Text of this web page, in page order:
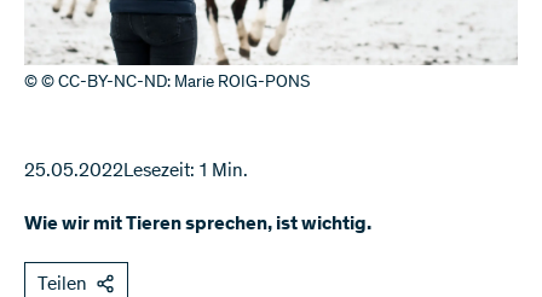
© © CC-BY-NC-ND: Marie ROIG-PONS
25.05.2022Lesezeit: 1 Min.
Wie wir mit Tieren sprechen, ist wichtig.
Teilen